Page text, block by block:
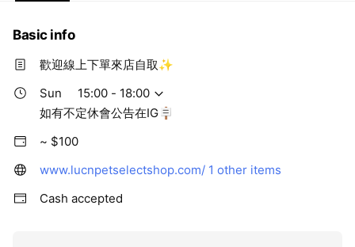
Basic info
歡迎線上下單來店自取✨
Sun
15:00 - 18:00
如有不定休會公告在IG🪧
~ $100
www.lucnpetselectshop.com/ 1 other items
Cash accepted